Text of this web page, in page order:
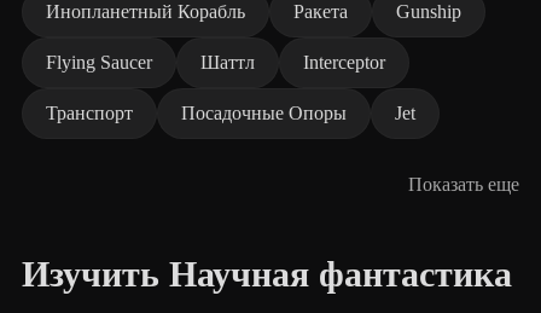
Инопланетный Корабль Ракета Gunship
Flying Saucer Шаттл Interceptor
Транспорт Посадочные Опоры Jet
Показать еще
Изучить Научная фантастика